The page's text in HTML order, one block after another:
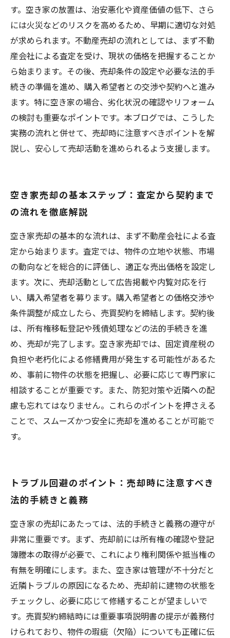
す。空き家の放置は、治安悪化や資産価値の低下、さら
には火災などのリスクを高めるため、早期に適切な対処
が求められます。不動産売却の流れとしては、まず不動
産会社による査定を受け、現状の価格を把握することか
ら始まります。その後、売却条件の設定や必要な法的手
続きの準備を進め、購入希望者との交渉や契約へと進み
ます。特に空き家の場合、劣化状況の確認やリフォーム
の検討も重要なポイントです。本ブログでは、こうした
実務の流れと併せて、売却時に注意すべきポイントを解
説し、安心して売却活動を進められるよう支援します。
空き家売却の基本ステップ：査定から契約まで
の流れを徹底解説
空き家売却の基本的な流れは、まず不動産会社による査
定から始まります。査定では、物件の立地や状態、市場
の動向などを総合的に評価し、適正な売出価格を設定し
ます。次に、売却活動として広告掲載や内覧対応を行
い、購入希望者を募ります。購入希望者との価格交渉や
条件調整が成立したら、売買契約を締結します。契約後
は、所有権移転登記や残債処理などの法的手続きを進
め、売却が完了します。空き家売却では、固定資産税の
負担や老朽化による修繕費用が発生する可能性があるた
め、事前に物件の状態を把握し、必要に応じて専門家に
相談することが重要です。また、防犯対策や近隣への配
慮も忘れてはなりません。これらのポイントを押さえる
ことで、スムーズかつ安全に売却を進めることが可能で
す。
トラブル回避のポイント：売却時に注意すべき
法的手続きと義務
空き家の売却にあたっては、法的手続きと義務の遵守が
非常に重要です。まず、売却前には所有権の確認や登記
簿謄本の取得が必要で、これにより権利関係や抵当権の
有無を明確にします。また、空き家は管理が不十分だと
近隣トラブルの原因になるため、売却前に建物の状態を
チェックし、必要に応じて修繕することが望ましいで
す。売買契約締結時には重要事項説明書の提示が義務付
けられており、物件の瑕疵（欠陥）についても正確に伝